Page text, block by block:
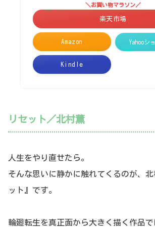
Amazon
＼お買い物マラソン／
楽天市場
Yahooシ
Kindle
リセット／北村薫
人生をやり直せたら。
そんな思いに静かに触れてくるのが、
ット』です。
輪廻転生を真正面から大きく描く作品で